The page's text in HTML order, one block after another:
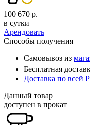
100 670 р.
в сутки
Арендовать
Способы получения
Самовывоз из
Бесплатная
Доставка по всей
Данный товар
доступен в прокат